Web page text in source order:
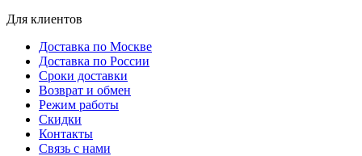
Для клиентов
Доставка по Москве
Доставка по России
Сроки доставки
Возврат и обмен
Режим работы
Скидки
Контакты
Связь с нами